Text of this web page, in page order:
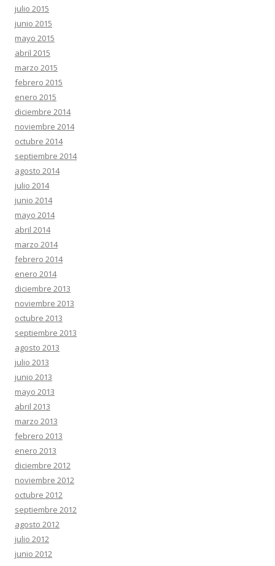
julio 2015
junio 2015
mayo 2015
abril 2015
marzo 2015
febrero 2015
enero 2015
diciembre 2014
noviembre 2014
octubre 2014
septiembre 2014
agosto 2014
julio 2014
junio 2014
mayo 2014
abril 2014
marzo 2014
febrero 2014
enero 2014
diciembre 2013
noviembre 2013
octubre 2013
septiembre 2013
agosto 2013
julio 2013
junio 2013
mayo 2013
abril 2013
marzo 2013
febrero 2013
enero 2013
diciembre 2012
noviembre 2012
octubre 2012
septiembre 2012
agosto 2012
julio 2012
junio 2012